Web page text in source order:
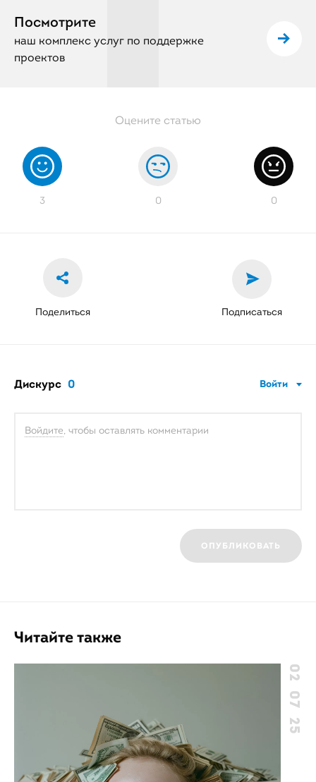
Посмотрите
наш комплекс услуг по поддержке
проектов
3 0 0
Поделиться Подписаться
Дискурс 0 Войти
Войдите, чтобы оставлять комментарии
ОПУБЛИКОВАТЬ
Читайте также
02 07 25